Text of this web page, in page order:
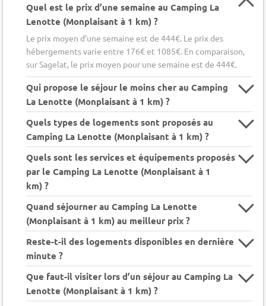
Quel est le prix d’une semaine au Camping La
Lenotte (Monplaisant à 1 km) ?
Le prix moyen d’une semaine est de 444€. Le prix des
hébergements varie entre 176€ et 1085€. En comparaison,
sur Sagelat, le prix moyen pour une semaine est de 444€.
Qui propose le séjour le moins cher au Camping
La Lenotte (Monplaisant à 1 km) ?
Quels types de logements sont proposés au
Camping La Lenotte (Monplaisant à 1 km) ?
Quels sont les services et équipements proposés
par le Camping La Lenotte (Monplaisant à 1
km) ?
Quand séjourner au Camping La Lenotte
(Monplaisant à 1 km) au meilleur prix ?
Reste-t-il des logements disponibles en dernière
minute ?
Que faut-il visiter lors d’un séjour au Camping La
Lenotte (Monplaisant à 1 km) ?